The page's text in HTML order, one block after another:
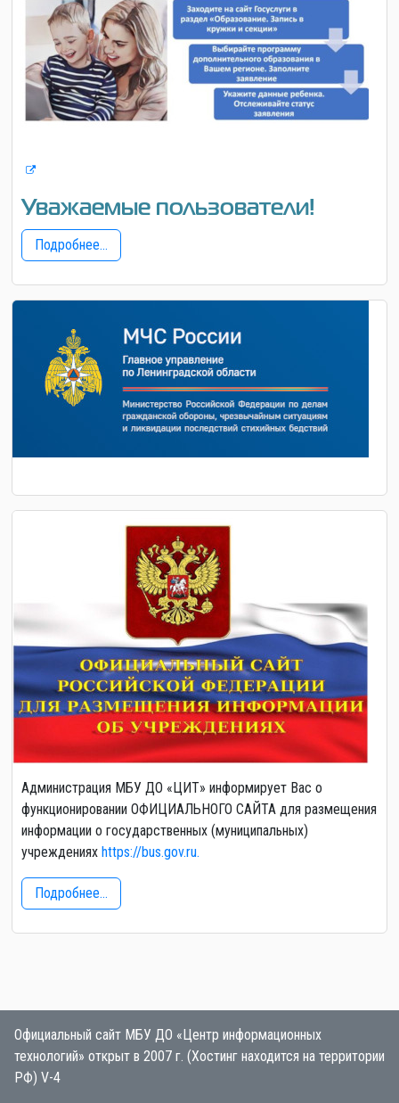
Уважаемые пользователи!
Подробнее...
Администрация МБУ ДО «ЦИТ» информирует Вас о
функционировании ОФИЦИАЛЬНОГО САЙТА для размещения
информации о государственных (муниципальных)
учреждениях https://bus.gov.ru.
Подробнее...
Официальный сайт МБУ ДО «Центр информационных
технологий» открыт в 2007 г. (Хостинг находится на территории
РФ) V-4